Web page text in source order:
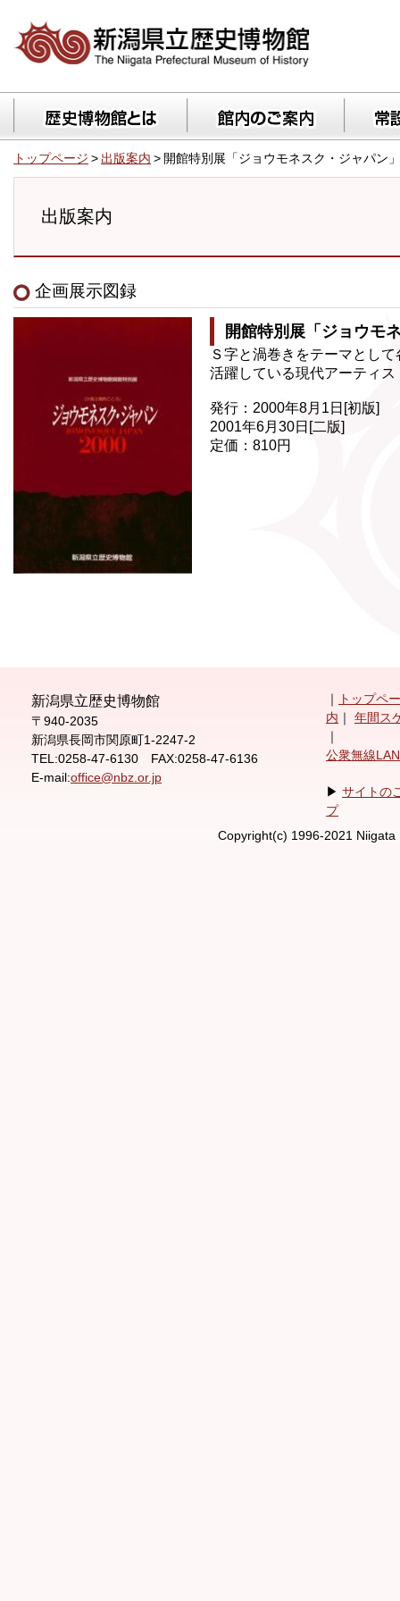
トップページ > 出版案内 > 開館特別展「ジョウモネスク・ジャパン」
出版案内
企画展示図録
開館特別展「ジョウモ
Ｓ字と渦巻きをテーマとし
活躍している現代アーティス
発行：2000年8月1日[初版]
2001年6月30日[二版]
定価：810円
新潟県立歴史博物館
〒940-2035
新潟県長岡市関原町1-2247-2
TEL:0258-47-6130 FAX:0258-47-6136
E-mail:office@nbz.or.jp
トップペ
内
年間ス
公衆無線
▶ サイトの
プ
Copyright(c) 1996-2021